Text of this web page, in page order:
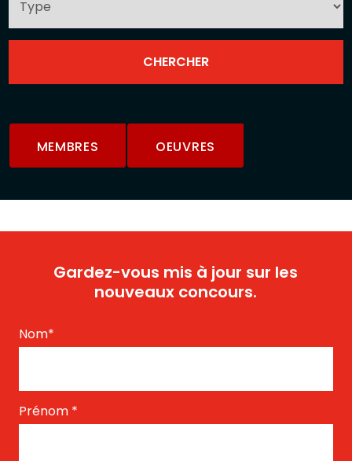
MEMBRES OEUVRES
Gardez-vous mis à jour sur les
nouveaux concours.
Nom*
Prénom *